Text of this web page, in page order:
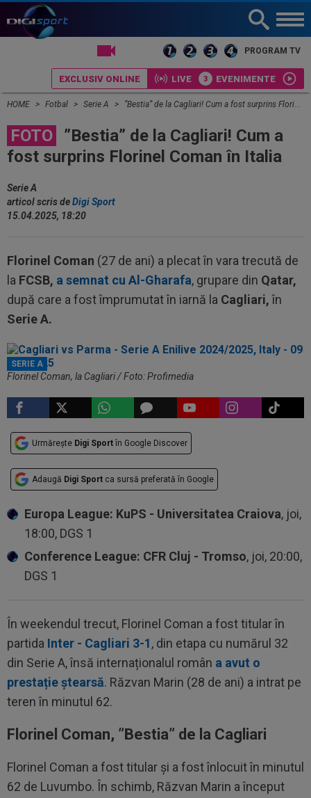
PROGRAM TV
EXCLUSIV ONLINE LIVE EVENIMENTE
HOME Fotbal Serie A ”Bestia” de la Cagliari! Cum a fost surprins Florinel Coman în Italia
FOTO
”Bestia” de la Cagliari! Cum a
fost surprins Florinel Coman în Italia
Serie A
articol scris deDigi Sport
15.04.2025, 18:20
Florinel Coman (27 de ani) a plecat în vara trecută de
la FCSB, a semnat cu Al-Gharafa, grupare din Qatar,
după care a fost împrumutat în iarnă la Cagliari,în
Serie A.
SERIE A
Florinel Coman, la Cagliari / Foto: Profimedia
Urmărește Digi Sport în Google Discover
Adaugă Digi Sport ca sursă preferată în Google
Europa League: KuPS - Universitatea Craiova, joi,
18:00, DGS 1
Conference League: CFR Cluj - Tromso, joi, 20:00,
DGS 1
În weekendul trecut, Florinel Coman a fost titular în
partida Inter - Cagliari 3-1, din etapa cu numărul 32
din Serie A, însă internaționalul român a avut o
prestație ștearsă. Răzvan Marin (28 de ani) a intrat pe
teren în minutul 62.
Florinel Coman, ”Bestia” de la Cagliari
Florinel Coman a fost titular și a fost înlocuit în minutul
62 de Luvumbo. În schimb, Răzvan Marin a început